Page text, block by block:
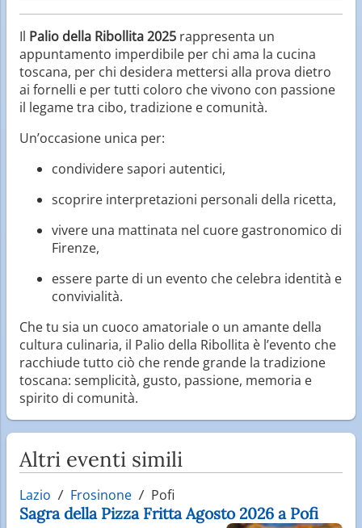
Il Palio della Ribollita 2025 rappresenta un
appuntamento imperdibile per chi ama la cucina
toscana, per chi desidera mettersi alla prova dietro
ai fornelli e per tutti coloro che vivono con passione
il legame tra cibo, tradizione e comunità.
Un’occasione unica per:
condividere sapori autentici,
scoprire interpretazioni personali della ricetta,
vivere una mattinata nel cuore gastronomico di
Firenze,
essere parte di un evento che celebra identità e
convivialità.
Che tu sia un cuoco amatoriale o un amante della
cultura culinaria, il Palio della Ribollita è l’evento che
racchiude tutto ciò che rende grande la tradizione
toscana: semplicità, gusto, passione, memoria e
spirito di comunità.
Altri eventi simili
Lazio Frosinone Pofi
Sagra della Pizza Fritta Agosto 2026 a Pofi